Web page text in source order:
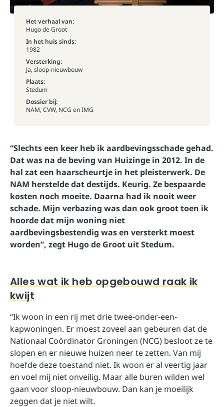
Het verhaal van:
Hugo de Groot
In het huis sinds:
1982
Versterking:
Ja, sloop-nieuwbouw
Plaats:
Stedum
Dossier bij:
NAM, CVW, NCG en IMG
“Slechts een keer heb ik aardbevingsschade gehad.
Dat was na de beving van Huizinge in 2012. In de
hal zat een haarscheurtje in het pleisterwerk. De
NAM herstelde dat destijds. Keurig. Ze bespaarde
kosten noch moeite. Daarna had ik nooit weer
schade. Mijn verbazing was dan ook groot toen ik
hoorde dat mijn woning niet
aardbevingsbestendig was en versterkt moest
worden”, zegt Hugo de Groot uit Stedum.
Alles wat ik heb opgebouwd raak ik
kwijt
“Ik woon in een rij met drie twee-onder-een-
kapwoningen. Er moest zoveel aan gebeuren dat de
Nationaal Coördinator Groningen (NCG) besloot ze te
slopen en er nieuwe huizen neer te zetten. Van mij
hoefde deze toestand niet. Ik woon er al veertig jaar
en voel mij niet onveilig. Maar alle buren wilden wel
gaan voor sloop-nieuwbouw. Dan kan je moeilijk
zeggen dat je niet wilt.